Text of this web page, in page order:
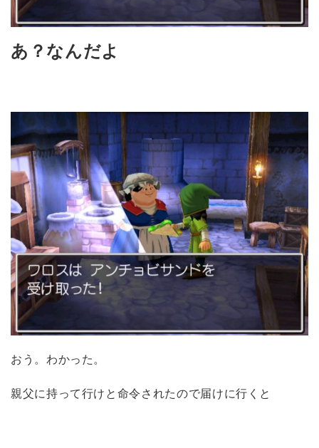
あ？なんだよ
おう。わかった。
親父に持って行けと命令されたので届けに行くと